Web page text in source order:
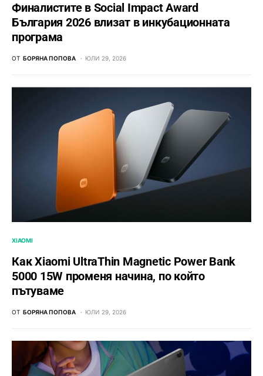
Финалистите в Social Impact Award
България 2026 влизат в инкубационната
програма
ОТ БОРЯНА ПОПОВА ЮЛИ 29, 2026
XIAOMI
Как Xiaomi UltraThin Magnetic Power Bank
5000 15W променя начина, по който
пътуваме
ОТ БОРЯНА ПОПОВА ЮЛИ 29, 2026